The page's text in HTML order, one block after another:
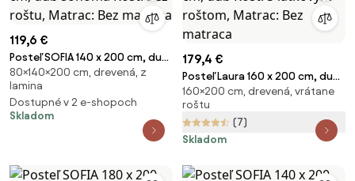
119,6 €
Posteľ SOFIA 140 x 200 cm, dub
sonoma Rošt: Bez roštu,
Matrac: Bez matraca
80×140×200 cm, drevená, z
lamina
Dostupné v 2 e-shopoch
Skladom
179,4 €
Posteľ Laura 160 x 200 cm, dub
Rošt: S latkovým roštom,
Matrac: Bez matraca
160×200 cm, drevená, vrátane
roštu
(7)
Skladom